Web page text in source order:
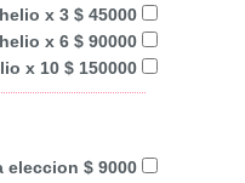
x 3 $ 45000
x 6 $ 90000
x 10 $ 150000
eleccion $ 9000